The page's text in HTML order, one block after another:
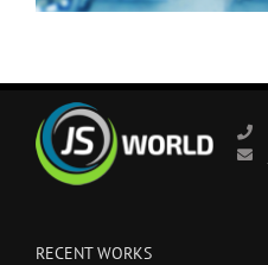
RECENT WORKS